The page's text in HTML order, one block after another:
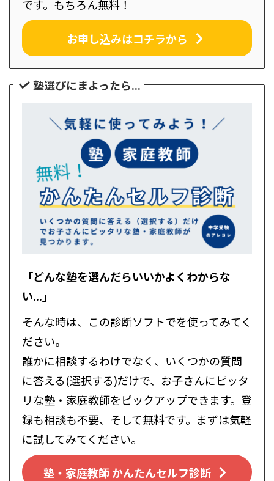
です。もちろん無料！
お申し込みはコチラから
塾選びにまよったら...
「どんな塾を選んだらいいかよくわからな
い...」
そんな時は、この診断ソフトでを使ってみてく
ださい。
誰かに相談するわけでなく、いくつかの質問
に答える(選択する)だけで、お子さんにピッタ
リな塾・家庭教師をピックアップできます。登
録も相談も不要、そして無料です。まずは気軽
に試してみてください。
塾・家庭教師 かんたんセルフ診断